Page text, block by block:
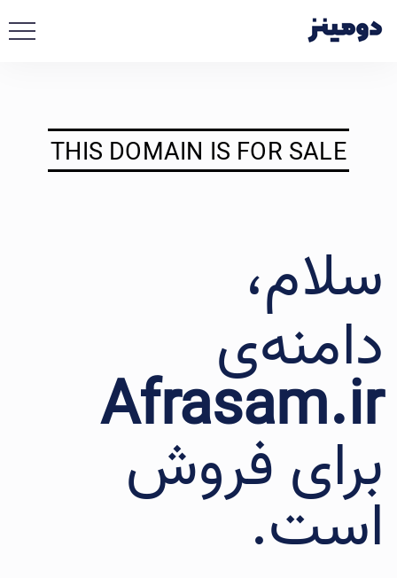
THIS DOMAIN IS FOR SALE
سلام،
دامنه‌ی
Afrasam.ir
برای فروش
است.